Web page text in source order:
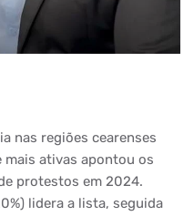
nas regiões cearenses
mais ativas apontou os
protestos em 2024.
lidera a lista, seguida